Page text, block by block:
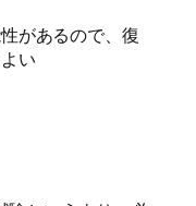
があるので、復
い